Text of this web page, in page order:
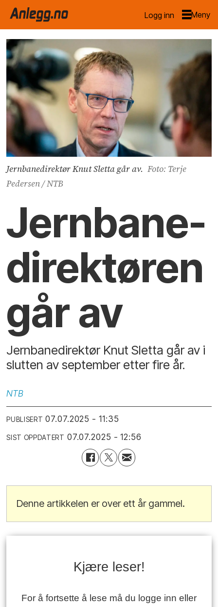
Logg inn
Jernbanedirektør Knut Sletta går av. Foto: Terje
Pedersen / NTB
Jernbane­
direktøren
går av
Jernbanedirektør Knut Sletta går av i
slutten av september etter fire år.
NTB
PUBLISERT 07.07.2025 - 11:35
SIST OPPDATERT 07.07.2025 - 12:56
Denne artikkelen er over ett år gammel.
Kjære leser!
For å fortsette å lese må du logge inn eller